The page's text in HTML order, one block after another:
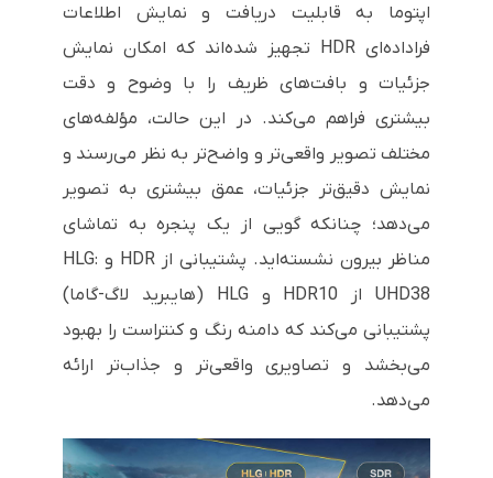
اپتوما به قابلیت دریافت و نمایش اطلاعات
فراداده‌ای HDR تجهیز شده‌اند که امکان نمایش
جزئیات و بافت‌های ظریف را با وضوح و دقت
بیشتری فراهم می‌کند. در این حالت، مؤلفه‌های
مختلف تصویر واقعی‌تر و واضح‌تر به نظر می‌رسند و
نمایش دقیق‌تر جزئیات، عمق بیشتری به تصویر
می‌دهد؛ چنانکه گویی از یک پنجره به تماشای
مناظر بیرون نشسته‌اید. پشتیبانی از HDR و HLG:
UHD38 از HDR10 و HLG (هایبرید لاگ-گاما)
پشتیبانی می‌کند که دامنه رنگ و کنتراست را بهبود
می‌بخشد و تصاویری واقعی‌تر و جذاب‌تر ارائه
می‌دهد.